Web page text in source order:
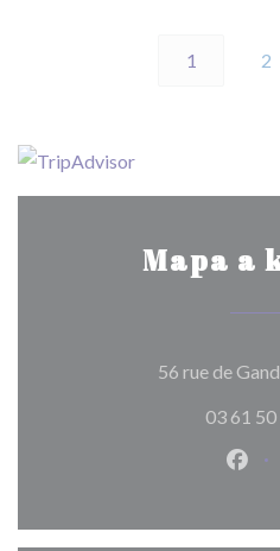
1 2
Mapa a
56 rue de
03 61